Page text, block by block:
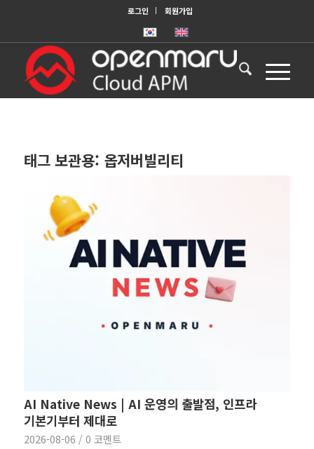
로그인 회원가입
태그 보관용: 옵저버빌리티
AI Native News | AI 운영의 출발점, 인프라
기본기부터 제대로
2026-08-06 / 0 코멘트